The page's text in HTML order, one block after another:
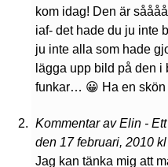
kom idag! Den är
iaf- det hade du ju inte
ju inte alla som hade
lägga upp bild på den
funkar… 😀 Ha en skön
Kommentar av Elin -
den 17 februari, 2010
Jag kan tänka mig att